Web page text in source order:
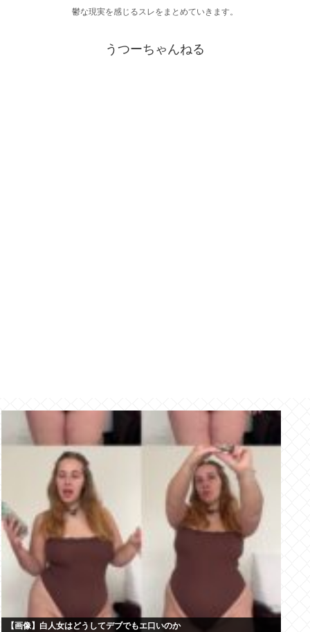
鬱な現実を感じるスレをまとめていきます。
うつーちゃんねる
【画像】白人女はどうしてデブでもエ口いのか